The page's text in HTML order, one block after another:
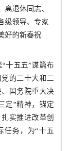
退休同志、
级领导、专家
好的新春祝
十五五”谋篇布
的二十大和二
国务院重大决
定”精神，锚定
实推进改革创
任务，为“十五